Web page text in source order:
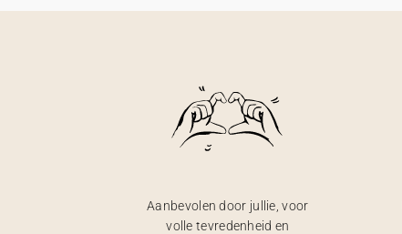
Aanbevolen door jullie, voor
volle tevredenheid en